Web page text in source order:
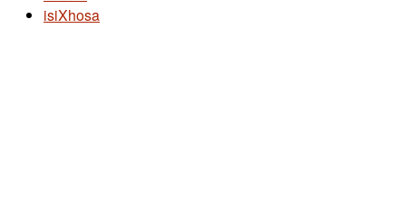
isiXhosa